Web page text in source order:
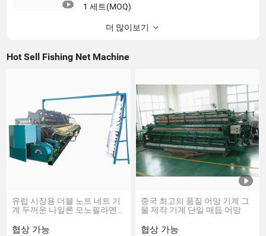
1 세트(MOQ)
더 많이보기
Hot Sell Fishing Net Machine
유럽 시장용 더블 노트 네트 기
계 두꺼운 나일론 모노필라멘
트 낚시 그물
협상 가능
중국 최고의 품질 어망 기계 그
물 제작 기계 단일 매듭 어망
협상 가능